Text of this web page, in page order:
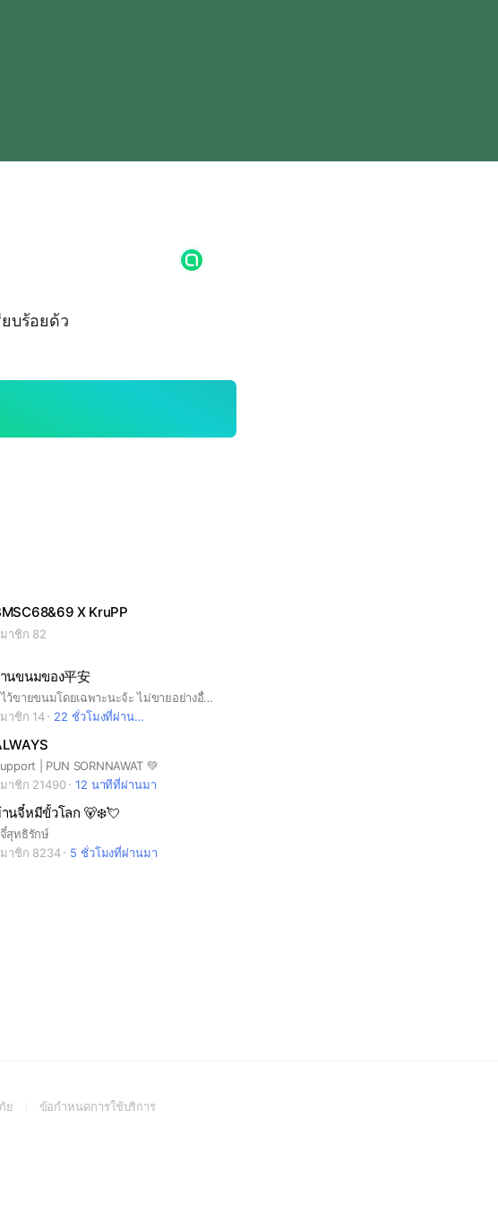
บร้อยด้ว
X KruPP
าชิก 82
นขนมของ平安
มีไว้ขายขนมโดยเฉพาะนะจ้ะ ไม่ขายอย่างอื่นนะจ้ะ
าชิก 14
22 ชั่วโมงที่ผ่านมา
| PUN SORNNAWAT 💚
าชิก 21490
12 นาทีที่ผ่านมา
นจี๋หมีขั้วโลก 🐻‍❄️💘
สุทธิรักษ์
าชิก 8234
5 ชั่วโมงที่ผ่านมา
ย(Openข้อกำหนดการใช้บริการ(Open